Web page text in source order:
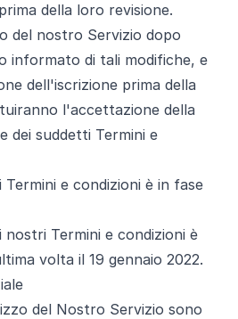
della loro revisione.
del nostro Servizio dopo
informato di tali modifiche, e
dell'iscrizione prima della
l'accettazione della
dei suddetti Termini e
Termini e condizioni è in fase
nostri Termini e condizioni è
volta il 19 gennaio 2022.
del Nostro Servizio sono